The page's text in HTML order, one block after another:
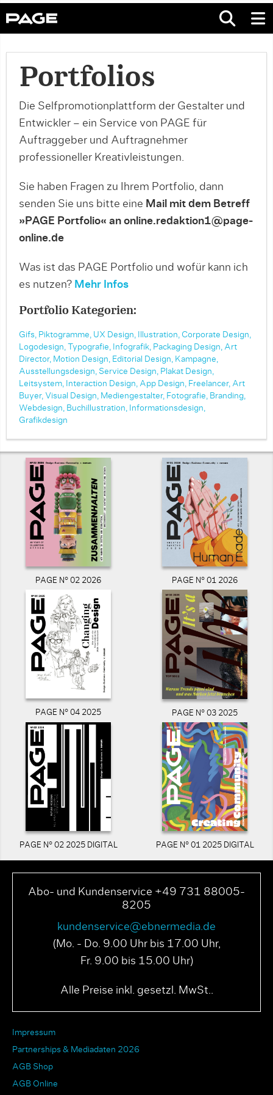
Portfolios
Die Selfpromotionplattform der Gestalter und
Entwickler – ein Service von PAGE für
Auftraggeber und Auftragnehmer
professioneller Kreativleistungen.
Sie haben Fragen zu Ihrem Portfolio, dann
senden Sie uns bitte eine Mail mit dem Betreff
»PAGE Portfolio« an online.redaktion1@page-
online.de
Was ist das PAGE Portfolio und wofür kann ich
es nutzen? Mehr Infos
Portfolio Kategorien:
Gifs, Piktogramme, UX Design, Illustration, Corporate Design,
Logodesign,
Typografie, Infografik, Packaging Design, Art
Director, Motion Design, Editorial Design, Kampagne,
Ausstellungsdesign, Service Design, Plakat Design,
Leitsystem, Interaction Design, App Design, Freelancer, Art
Buyer, Visual Design, Mediengestalter, Fotografie, Branding,
Webdesign, Buchillustration, Informationsdesign,
Grafikdesign
PAGE N° 02 2026 PAGE N° 01 2026
PAGE N° 04 2025 PAGE N° 03 2025
PAGE N° 02 2025 DIGITAL PAGE N° 01 2025 DIGITAL
Abo- und Kundenservice +49 731 88005-
8205
kundenservice@ebnermedia.de
(Mo. - Do. 9.00 Uhr bis 17.00 Uhr,
Fr. 9.00 bis 15.00 Uhr)
Alle Preise inkl. gesetzl. MwSt..
Impressum
Partnerships & Mediadaten 2026
AGB Shop
AGB Online